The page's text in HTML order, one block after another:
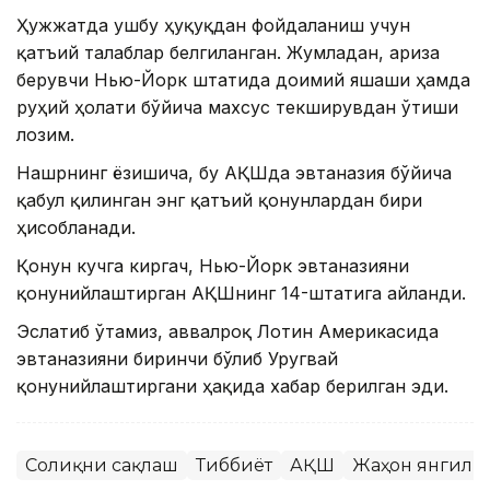
Ҳужжатда ушбу ҳуқуқдан фойдаланиш учун
қатъий талаблар белгиланган. Жумладан, ариза
берувчи Нью-Йорк штатида доимий яшаши ҳамда
руҳий ҳолати бўйича махсус текширувдан ўтиши
лозим.
Нашрнинг ёзишича, бу АҚШда эвтаназия бўйича
қабул қилинган энг қатъий қонунлардан бири
ҳисобланади.
Қонун кучга киргач, Нью-Йорк эвтаназияни
қонунийлаштирган АҚШнинг 14-штатига айланди.
Эслатиб ўтамиз, аввалроқ Лотин Америкасида
эвтаназияни биринчи бўлиб Уругвай
қонунийлаштиргани ҳақида хабар берилган эди.
Соғлиқни сақлаш Тиббиёт АҚШ Жаҳон